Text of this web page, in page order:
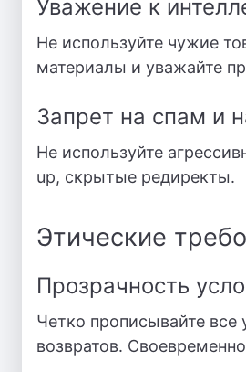
Уважение к
Не используйте чужие
материалы и уважайте
Запрет на спам и
Не используйте
up, скрытые редиректы.
Этические
Прозрачность
Четко прописывайте
возвратов.